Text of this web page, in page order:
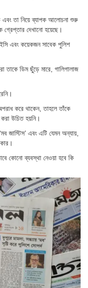
এবং তা নিয়ে ব্যাপক আলোচনা শুরু
গ্রেপ্তার দেখানো হয়েছে।
এবং কয়েকজন সাবেক পুলিশ
তাকে ডিম ছুঁড়ে মারে, গালিগালাজ
করে থাকেন, তাহলে তাঁকে
উচিত হয়নি।
জাস্টিস’ এবং এটি যেমন অন্যায়,
কোনো ব্যবস্থা নেওয়া হবে কি